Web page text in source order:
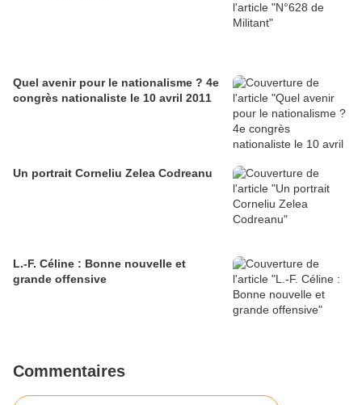
Quel avenir pour le nationalisme ? 4e
congrès nationaliste le 10 avril 2011
Un portrait Corneliu Zelea Codreanu
L.-F. Céline : Bonne nouvelle et
grande offensive
Commentaires